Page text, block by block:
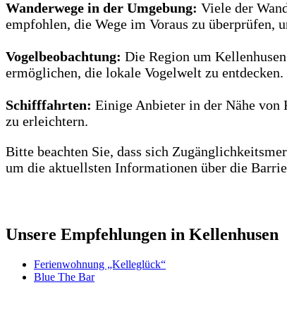
Wanderwege in der Umgebung: Viele der
empfohlen, die Wege im Voraus zu überprüfen,
Vogelbeobachtung: Die Region um
ermöglichen, die lokale Vogelwelt zu entdecken.
Schifffahrten: Einige Anbieter in der Nähe von
zu erleichtern.
Bitte beachten Sie, dass sich
um die aktuellsten Informationen über die
Unsere Empfehlungen in Kellenhusen
Ferienwohnung „Kelleglück“
Blue The Bar